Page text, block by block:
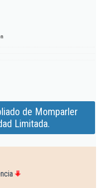
de Momparler
Limitada.